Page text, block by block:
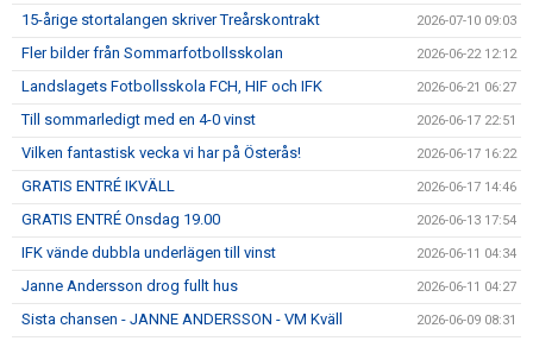
15-årige stortalangen skriver Treårskontrakt 2026-07-10 09:03
Fler bilder från Sommarfotbollsskolan 2026-06-22 12:12
Landslagets Fotbollsskola FCH, HIF och IFK 2026-06-21 06:27
Till sommarledigt med en 4-0 vinst 2026-06-17 22:51
Vilken fantastisk vecka vi har på Österås! 2026-06-17 16:22
GRATIS ENTRÉ IKVÄLL 2026-06-17 14:46
GRATIS ENTRÉ Onsdag 19.00 2026-06-13 17:54
IFK vände dubbla underlägen till vinst 2026-06-11 04:34
Janne Andersson drog fullt hus 2026-06-11 04:27
Sista chansen - JANNE ANDERSSON - VM Kväll 2026-06-09 08:31